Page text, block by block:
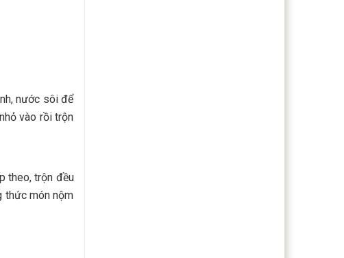
nước sôi để
vào rồi trộn
theo, trộn đều
thức món nộm